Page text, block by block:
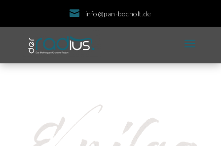
 info@pan-bocholt.de
a